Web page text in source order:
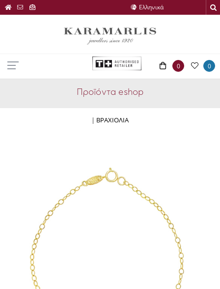
0 0
Προϊόντα eshop
| ΒΡΑΧΙΟΛΙΑ